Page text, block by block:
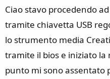
i
s
c
u
n
i
z
i
Ciao stavo procedendo
tramite chiavetta USB
lo strumento media
tramite il bios e iniziato
punto mi sono assentato